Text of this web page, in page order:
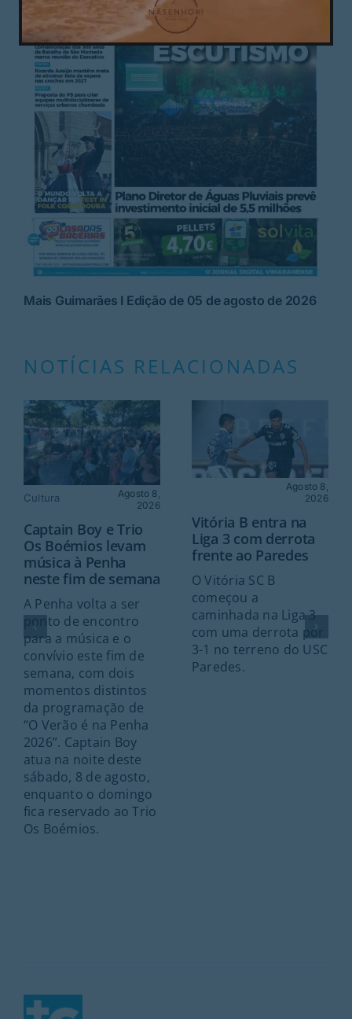
Mais Guimarães I Edição de 05 de agosto de 2026
NOTÍCIAS RELACIONADAS
Cultura
Agosto 8,
2026
Captain Boy e Trio
Os Boémios levam
música à Penha
neste fim de semana
A Penha volta a ser
ponto de encontro
para a música e o
convívio este fim de
semana, com dois
momentos distintos
da programação de
“O Verão é na Penha
2026”. Captain Boy
atua na noite deste
sábado, 8 de agosto,
enquanto o domingo
fica reservado ao Trio
Os Boémios.
Agosto 8,
2026
Vitória B entra na
Liga 3 com derrota
frente ao Paredes
O Vitória SC B
começou a
caminhada na Liga 3
com uma derrota por
3-1 no terreno do USC
Paredes.